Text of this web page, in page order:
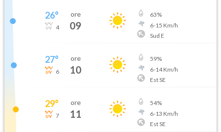
26°
4
ore
09
63%
6-15 Km/h
Sud E
27°
6
ore
10
59%
6-14Km/h
Est SE
29°
7
ore
11
54%
6-13 Km/h
Est SE